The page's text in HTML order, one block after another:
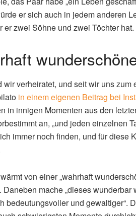
er sich auch in jedem anderen
er zwei Söhne und zwei Töchter hat.
wir verheiratet, und seit wir uns
in einem eigenen Beitrag bei
in innigen Momenten aus den
an, „und jeden einzelnen
immer noch finden, und für diese
von einer „wahrhaft
mache „dieses
bedeutungsvoller und gewaltiger“.